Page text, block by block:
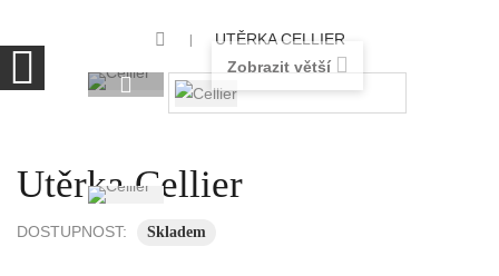
UTĚRKA CELLIER
Zobrazit větší
Utěrka Cellier
DOSTUPNOST: Skladem